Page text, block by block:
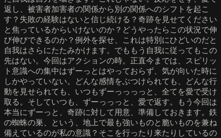
返し、被害者加害者の関係から別の関係へのシフトを起こ
す？失敗の経験はないと信じ続ける？奇跡を見せてください
と焦っているからいけないのか？どうやったらこの状況で伸
び伸びできるのか？例外を探せ、これは特別にひどいのだと
自我はさらにたたみかけます。でももう自我に従ってもこの
先はない。今回はアクションの時。正直今までは、スピリッ
ト意識への集中はずーっとはやっておらず、気が向いた時に
しかやっていない。どんな感情をぶつけられても、どんな行
動を見せられても、いつもずーっっっっと、全てを愛で受け
取る。そしていつも、ずーっっっと、愛で返す。もう今回は
本当にずーっと、奇跡に対して用意、準備しておきます。鉄
の蜘蛛の巣、という、地上で最も強いものと脆いものを兼ね
備えているのが私の意識？そこを行ったり来たりしているの